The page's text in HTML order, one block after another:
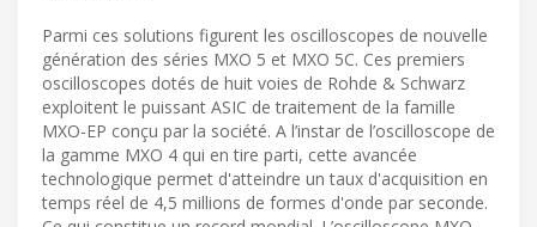
Parmi ces solutions figurent les oscilloscopes de nouvelle
génération des séries MXO 5 et MXO 5C. Ces premiers
oscilloscopes dotés de huit voies de Rohde & Schwarz
exploitent le puissant ASIC de traitement de la famille
MXO-EP conçu par la société. A l’instar de l’oscilloscope de
la gamme MXO 4 qui en tire parti, cette avancée
technologique permet d'atteindre un taux d'acquisition en
temps réel de 4,5 millions de formes d'onde par seconde.